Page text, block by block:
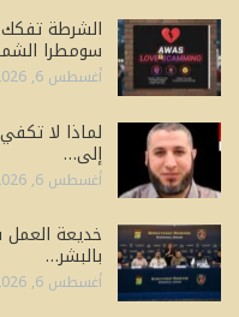
الشرطة
سومطرا
أغسطس 6, 2026
لماذا لا
إلى…
أغسطس 6, 2026
خديعة العمل
بالبشر…
أغسطس 6, 2026